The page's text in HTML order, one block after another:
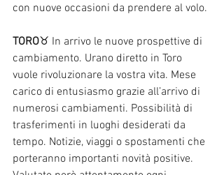
con nuove occasioni da prendere al volo.
TORO♉ In arrivo le nuove prospettive di
cambiamento. Urano diretto in Toro
vuole rivoluzionare la vostra vita. Mese
carico di entusiasmo grazie all’arrivo di
numerosi cambiamenti. Possibilità di
trasferimenti in luoghi desiderati da
tempo. Notizie, viaggi o spostamenti che
porteranno importanti novità positive.